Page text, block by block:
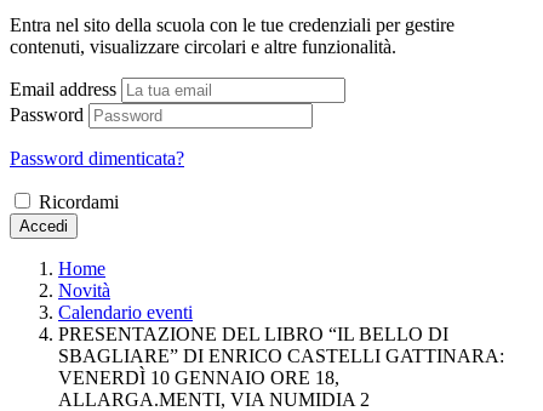
Entra nel sito della scuola con le tue credenziali per gestire
contenuti, visualizzare circolari e altre funzionalità.
Email address
Password
Password dimenticata?
Ricordami
Accedi
Home
Novità
Calendario eventi
PRESENTAZIONE DEL LIBRO “IL BELLO DI
SBAGLIARE” DI ENRICO CASTELLI GATTINARA:
VENERDÌ 10 GENNAIO ORE 18,
ALLARGA.MENTI, VIA NUMIDIA 2